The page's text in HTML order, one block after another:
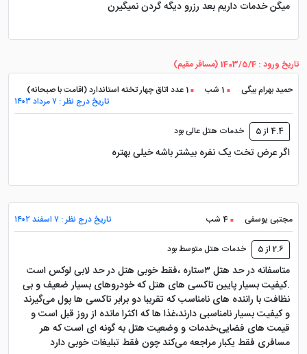
هتل درویشی ۲۲۳ اتاق دارد که به چهار دسته اصلی تقسیم
می شوند. انتخاب اتاق اشتباه می تواند تجربه شما را خراب
کند، پس با دقت بخوانید:
۱. اتاق های اکونومی و فصل (مناسب
سفرهای اقتصادی تر)
اندازه پنت هوس ها بزرگ نیستند، اما همان کیفیت تشک و
ملحفه و تمیزی را دارند. "اتاق های فصل" بسته به فصل سال
طراحی رنگی متفاوتی ندارند، بلکه نام گذاری آن ها بر اساس
استاندارد بودن آن هاست و معمولاً ارزان ترین گزینه برای
رزرو هستند.
۲. اتاق های رویال و کوئین (مخصوص
زوج ها)
میگن خدمات داریم بعد رزرو دیگه گردن نمیگیرن
تاریخ ورود : 1403/5/4 (مسافر مقیم)
حمید بهرام بیگی
1 شب
1 عدد اتاق چهار تخته استاندارد (اقامت با صبحانه)
تاریخ درج نظر : ۷ مرداد ۱۴۰۳
4.4 از 5 خدمات هتل عالی بود
اگر عرض تخت یک نفره بیشتر باشه خیلی بهتره
مجتبی یوسفی 4 شب تاریخ درج نظر : ۷ اسفند ۱۴۰۲
2.6 از 5 خدمات هتل متوسط بود
متاسفانه در حد هتل ۳ستاره ،فقط خوبی هتل در حد لابی لوکس است
.کیفیت بسیار پایین تاکسی های هتل که خودروهای بسیار ضعیف و بی
نظافت با راننده های نامناسب که تقریبا دو برابر تاکسی ها پول می‌گیرند
و کیفیت بسیار نامناسبی دارند،غذا ها که اکثرا مانده از روز قبل است و
قیمت های فضایی،خدمات و وضعیت هتل به گونه ای است که هر
مسافری فقط یکبار مراجعه می‌کند چون فقط تبلیغات خوبی دارد